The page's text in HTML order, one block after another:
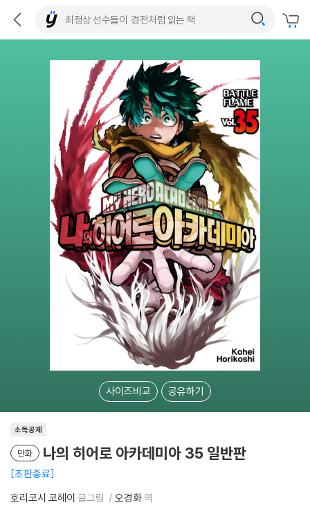
사이즈비교 공유하기
소득공제
만화 나의 히어로 아카데미아 35 일반판
초판종료
호리코시 코헤이 글그림 오경화 역